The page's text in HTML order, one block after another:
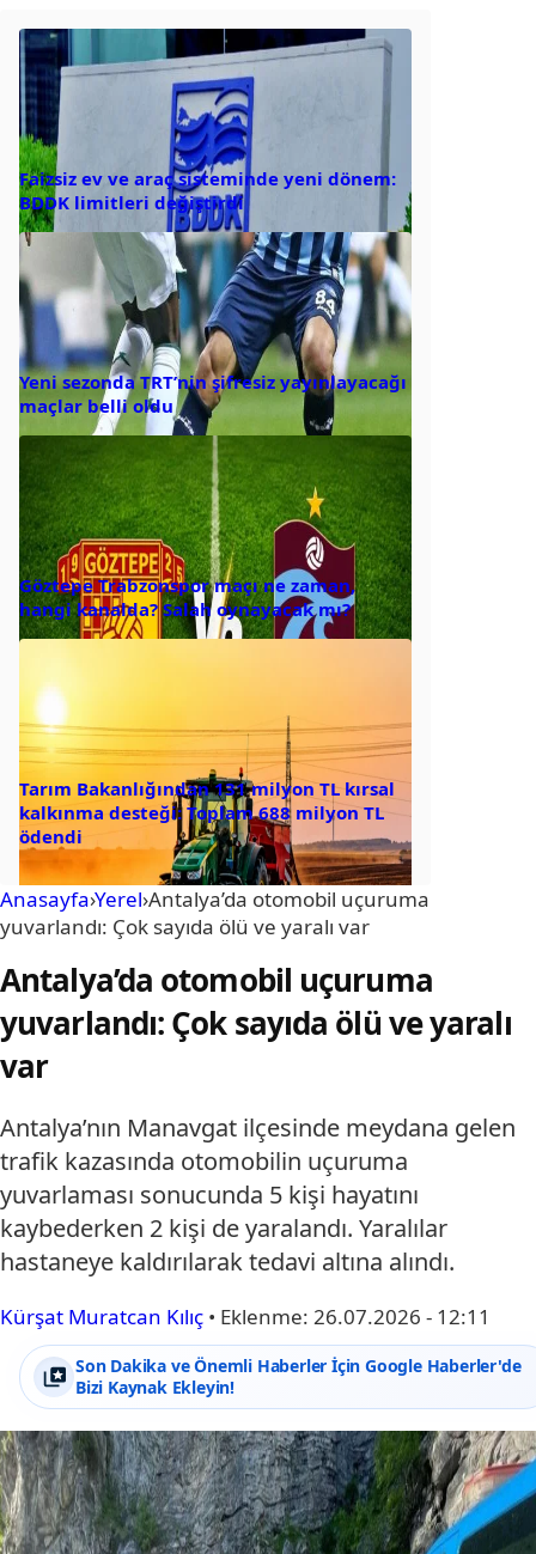
Faizsiz ev ve araç sisteminde yeni dönem:
BDDK limitleri değiştirdi
Yeni sezonda TRT’nin şifresiz yayınlayacağı
maçlar belli oldu
Göztepe Trabzonspor maçı ne zaman,
hangi kanalda? Salah oynayacak mı?
Tarım Bakanlığından 131 milyon TL kırsal
kalkınma desteği: Toplam 688 milyon TL
ödendi
Anasayfa›Yerel›Antalya’da otomobil uçuruma
yuvarlandı: Çok sayıda ölü ve yaralı var
Antalya’da otomobil uçuruma
yuvarlandı: Çok sayıda ölü ve yaralı
var
Antalya’nın Manavgat ilçesinde meydana gelen
trafik kazasında otomobilin uçuruma
yuvarlaması sonucunda 5 kişi hayatını
kaybederken 2 kişi de yaralandı. Yaralılar
hastaneye kaldırılarak tedavi altına alındı.
Kürşat Muratcan Kılıç • Eklenme: 26.07.2026 - 12:11
Son Dakika ve Önemli Haberler İçin Google Haberler'de
Bizi Kaynak Ekleyin!